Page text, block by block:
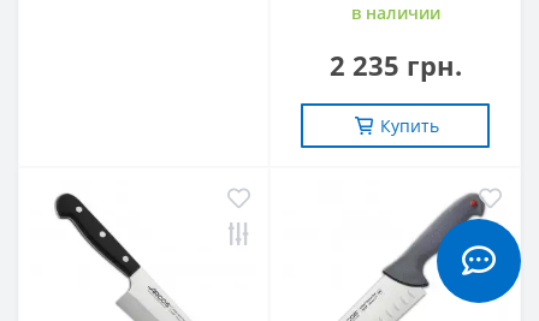
в наличии
2 235 грн.
Купить